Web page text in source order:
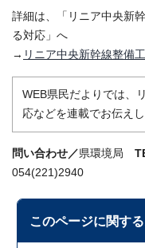
詳細は、「リニア中央新
る対応」へ
→ リニア中央新幹線整備
WEB県民だよりでは、
応などを連載でお伝えし
問い合わせ／県環境局
054(221)2940
このページに関する